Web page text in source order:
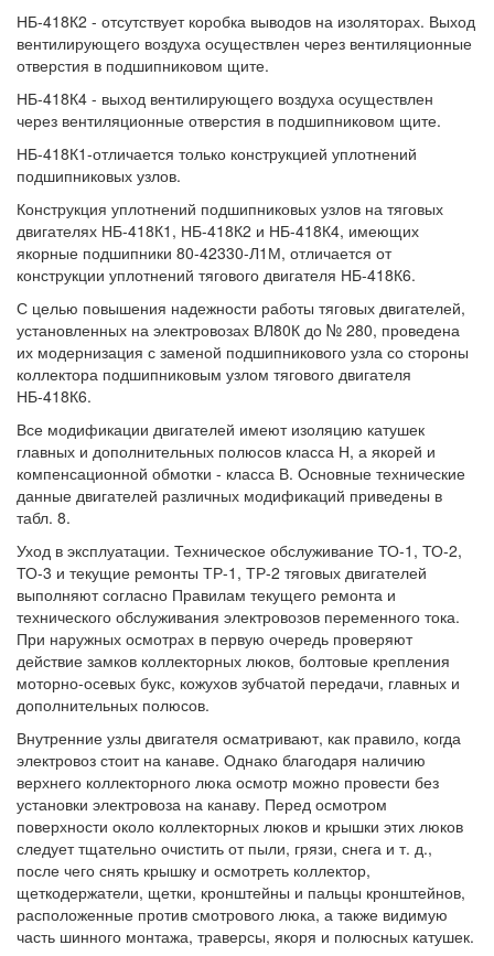
НБ-418К2 - отсутствует коробка выводов на изоляторах. Выход
вентилирующего воздуха осуществлен через вентиляционные
отверстия в подшипниковом щите.
НБ-418К4 - выход вентилирующего воздуха осуществлен
через вентиляционные отверстия в подшипниковом щите.
НБ-418К1-отличается только конструкцией уплотнений
подшипниковых узлов.
Конструкция уплотнений подшипниковых узлов на тяговых
двигателях НБ-418К1, НБ-418К2 и НБ-418К4, имеющих
якорные подшипники 80-42330-Л1М, отличается от
конструкции уплотнений тягового двигателя НБ-418К6.
С целью повышения надежности работы тяговых двигателей,
установленных на электровозах ВЛ80К до № 280, проведена
их модернизация с заменой подшипникового узла со стороны
коллектора подшипниковым узлом тягового двигателя
НБ-418К6.
Все модификации двигателей имеют изоляцию катушек
главных и дополнительных полюсов класса Н, а якорей и
компенсационной обмотки - класса В. Основные технические
данные двигателей различных модификаций приведены в
табл. 8.
Уход в эксплуатации. Техническое обслуживание ТО-1, ТО-2,
ТО-3 и текущие ремонты ТР-1, ТР-2 тяговых двигателей
выполняют согласно Правилам текущего ремонта и
технического обслуживания электровозов переменного тока.
При наружных осмотрах в первую очередь проверяют
действие замков коллекторных люков, болтовые крепления
моторно-осевых букс, кожухов зубчатой передачи, главных и
дополнительных полюсов.
Внутренние узлы двигателя осматривают, как правило, когда
электровоз стоит на канаве. Однако благодаря наличию
верхнего коллекторного люка осмотр можно провести без
установки электровоза на канаву. Перед осмотром
поверхности около коллекторных люков и крышки этих люков
следует тщательно очистить от пыли, грязи, снега и т. д.,
после чего снять крышку и осмотреть коллектор,
щеткодержатели, щетки, кронштейны и пальцы кронштейнов,
расположенные против смотрового люка, а также видимую
часть шинного монтажа, траверсы, якоря и полюсных катушек.